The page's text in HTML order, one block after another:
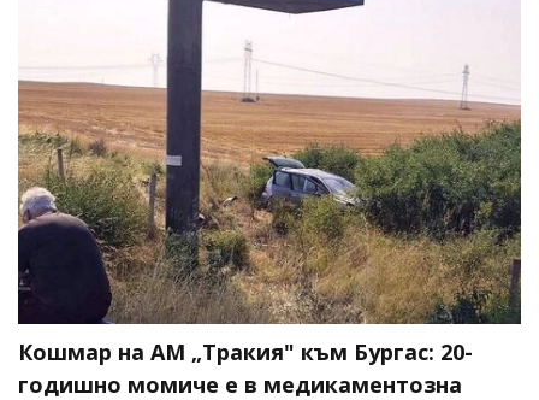
Кошмар на АМ „Тракия" към Бургас: 20-
годишно момиче е в медикаментозна